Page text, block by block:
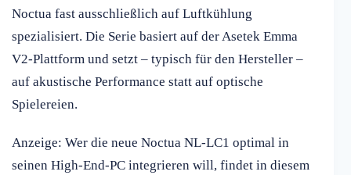
Noctua fast ausschließlich auf Luftkühlung
spezialisiert. Die Serie basiert auf der Asetek Emma
V2-Plattform und setzt – typisch für den Hersteller –
auf akustische Performance statt auf optische
Spielereien.
Anzeige: Wer die neue Noctua NL-LC1 optimal in
seinen High-End-PC integrieren will, findet in diesem